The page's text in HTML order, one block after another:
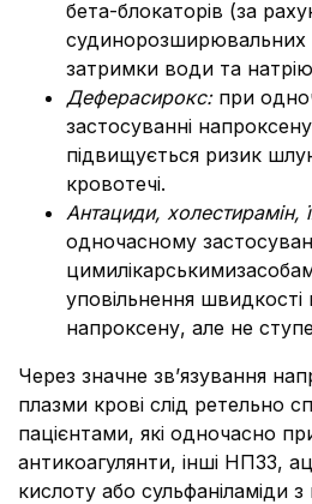
бета-блокаторів (за
судинорозширювальних
затримки води та
Деферасирокс: при
застосуванні
підвищується ризик
кровотечі.
Антациди, холестирамін,
одночасному
уповільнення
напроксену, але не
Через значне зв’язування
плазми крові слід ретельно
пацієнтами, які одночасно
антикоагулянти, інші НПЗЗ,
кислоту або сульфаніламіди